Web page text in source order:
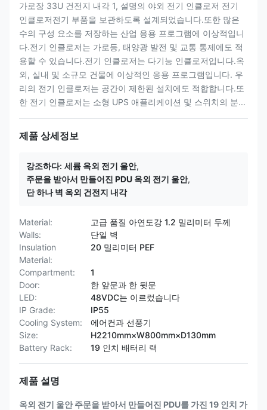
가로장 33U 건전지 내각 1, 설명의 야외 전기 인클로저 전기
인클로저전기 부품을 보관하도록 설계되었습니다.또한 많은
수의 구성 요소를 저장하는 산업 응용 프로그램에 이상적입니
다.전기 인클로저는 가로등, 태양광 발전 및 교통 통제에도 적
용할 수 있습니다.전기 인클로저는 다기능 인클로저입니다.옥
외, 실내 및 소규모 건물에 이상적인 응용 프로그램입니다. 우
리의 전기 인클로저는 공간이 제한된 설치에도 적합합니다.또
한 전기 인클로저는 소형 UPS 애플리케이션 및 스위치의 분...
제품 상세정보
강조하다: 세륨 옥외 전기 울안,
주문을 받아서 만들어진 PDU 옥외 전기 울안,
단 하나 벽 옥외 건전지 ​​내각
Material:
고급 품질 아연도강 1.2 밀리미터 두께
Walls:
단일 벽
Insulation
Material:
20 밀리미터 PEF
Compartment:
1
Door:
한 앞문과 한 뒷문
LED:
48VDC는 이르렀습니다
IP Grade:
IP55
Cooling System:
에어컨과 선풍기
Size:
H2210mm×W800mm×D130mm
Battery Rack:
19 인치 배터리 랙
제품 설명
옥외 전기 울안 주문을 받아서 만들어진 PDU를 가진 19 인치 가